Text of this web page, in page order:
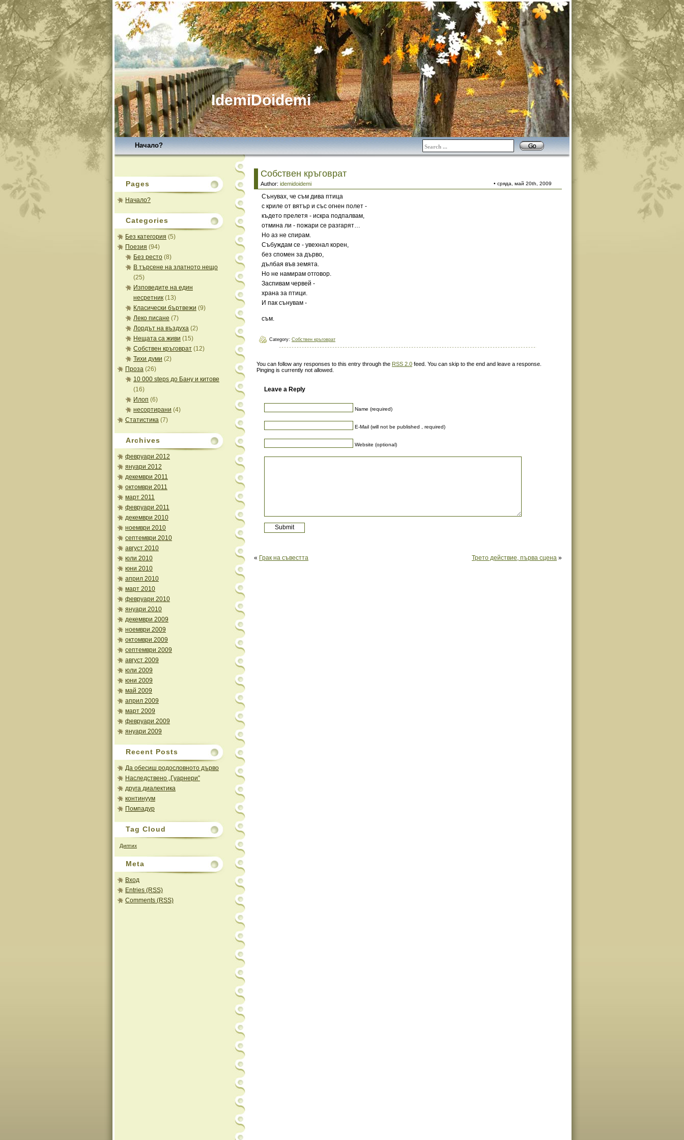
IdemiDoidemi
Начало?
Pages
Начало?
Categories
Без категория (5)
Поезия (94)
Без ресто (8)
В търсене на златното нещо
(25)
Изповедите на един
несретник (13)
Класически бъртвежи (9)
Леко писане (7)
Лордът на въздуха (2)
Нещата са живи (15)
Собствен кръговрат (12)
Тихи думи (2)
Проза (26)
10 000 steps до Бану и китове
(16)
Илоп (6)
несортирани (4)
Статистика (7)
Archives
февруари 2012
януари 2012
декември 2011
октомври 2011
март 2011
февруари 2011
декември 2010
ноември 2010
септември 2010
август 2010
юли 2010
юни 2010
април 2010
март 2010
февруари 2010
януари 2010
декември 2009
ноември 2009
октомври 2009
септември 2009
август 2009
юли 2009
юни 2009
май 2009
април 2009
март 2009
февруари 2009
януари 2009
Recent Posts
Да обесиш родословното дърво
Наследствено „Гуарнери”
друга диалектика
континуум
Помпадур
Tag Cloud
Диптих
Meta
Вход
Entries (RSS)
Comments (RSS)
Собствен кръговрат
Author: idemidoidemi • сряда, май 20th, 2009
Сънувах, че съм дива птица
с криле от вятър и със огнен полет -
където прелетя - искра подпалвам,
отмина ли - пожари се разгарят…
Но аз не спирам.
Събуждам се - увехнал корен,
без спомен за дърво,
дълбая във земята.
Но не намирам отговор.
Заспивам червей -
храна за птици.
И пак сънувам -
съм.
Category: Собствен кръговрат
You can follow any responses to this entry through the RSS 2.0 feed. You can skip to the end and leave a response.
Pinging is currently not allowed.
Leave a Reply
Name (required)
E-Mail (will not be published , required)
Website (optional)
« Грак на съвестта Трето действие, първа сцена »